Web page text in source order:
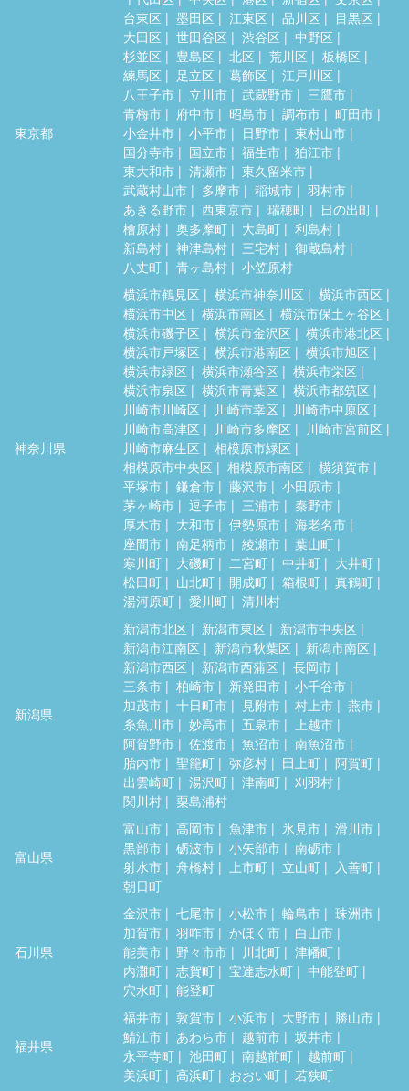
東京都
台東区
墨田区 江東区 品川区
目黒区
大田区
世田谷区 渋谷区
中野区
杉並区
豊島区 北区 荒川区
板橋区
練馬区
足立区 葛飾区
江戸川区
八王子市
立川市 武蔵野市
三鷹市
青梅市
府中市 昭島市 調布市
町田市
小金井市
小平市 日野市
東村山市
国分寺市
国立市 福生市
狛江市
東大和市
清瀬市
東久留米市
武蔵村山市
多摩市 稲城市
羽村市
あきる野市
西東京市 瑞穂町
日の出町
檜原村
奥多摩町 大島町
利島村
新島村
神津島村 三宅村
御蔵島村
八丈町
青ヶ島村 小笠原村
神奈川県
横浜市鶴見区 横浜市神奈川区
横浜市西区
横浜市中区
横浜市南区
横浜市保土ヶ谷区
横浜市磯子区
横浜市金沢区
横浜市港北区
横浜市戸塚区
横浜市港南区
横浜市旭区
横浜市緑区
横浜市瀬谷区
横浜市栄区
横浜市泉区
横浜市青葉区
横浜市都筑区
川崎市川崎区
川崎市幸区
川崎市中原区
川崎市高津区
川崎市多摩区
川崎市宮前区
川崎市麻生区
相模原市緑区
相模原市中央区
相模原市南区
横須賀市
平塚市
鎌倉市 藤沢市
小田原市
茅ヶ崎市
逗子市 三浦市
秦野市
厚木市
大和市 伊勢原市
海老名市
座間市
南足柄市 綾瀬市
葉山町
寒川町
大磯町 二宮町 中井町
大井町
松田町
山北町 開成町 箱根町
真鶴町
湯河原町
愛川町 清川村
新潟県
新潟市北区 新潟市東区
新潟市中央区
新潟市江南区
新潟市秋葉区
新潟市南区
新潟市西区
新潟市西蒲区
長岡市
三条市
柏崎市 新発田市
小千谷市
加茂市
十日町市 見附市 村上市
燕市
糸魚川市
妙高市 五泉市
上越市
阿賀野市
佐渡市 魚沼市
南魚沼市
胎内市
聖籠町 弥彦村 田上町
阿賀町
出雲崎町
湯沢町 津南町
刈羽村
関川村
粟島浦村
富山県
富山市 高岡市 魚津市 氷見市
滑川市
黒部市
砺波市 小矢部市
南砺市
射水市
舟橋村 上市町 立山町
入善町
朝日町
石川県
金沢市 七尾市 小松市 輪島市
珠洲市
加賀市
羽咋市 かほく市
白山市
能美市
野々市市 川北町
津幡町
内灘町
志賀町 宝達志水町
中能登町
穴水町
能登町
福井県
福井市 敦賀市 小浜市 大野市
勝山市
鯖江市
あわら市 越前市
坂井市
永平寺町
池田町 南越前町
越前町
美浜町
高浜町 おおい町 若狭町